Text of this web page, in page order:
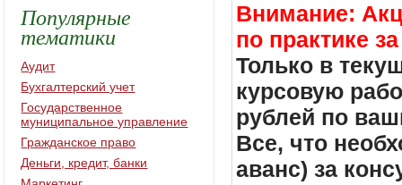
Внимание:
по практике
Только в
курсовую
рублей по
Все, что
аванс) за
Популярные
тематики
Аудит
Бухгалтерский учет
Государственное
муниципальное управление
Гражданское право
Деньги, кредит, банки